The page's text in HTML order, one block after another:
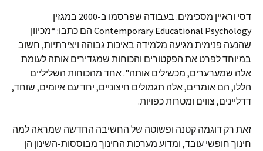
דסי וראיין מסכימים. בעבודה שפרסמו ב-2000 במגזין
Contemporary Educational Psychology הם כתבו: “מכיוון
שהנעה פנימית מגיעה מלמידה באיכות גבוהה ויצירתיות, חשוב
במיוחד לפרט את הפקטורים והכוחות שמגדירים אותה לעומת
אלה שמערערים, מכשילים אותה". אחד מהכוחות השליליים
הללו, הם אומרים, אלה תגמולים חיצוניים, יחד עם איומים, שוחד,
דדליינים, צווים ומטרות כפויות.
זאת רק דוגמה קטנה ופשוטה של החשיבה החדשה שמראה למה
חינוך חופשי עובד, ומדוע מערכות החינוך מבוססות-השינון הן